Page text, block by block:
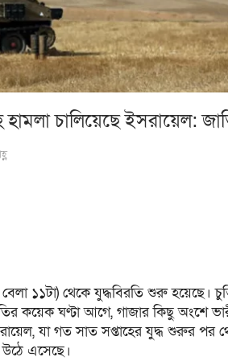
চালিয়েছে ইসরায়েল:
১১টা) থেকে যুদ্ধবিরতি শুরু হয়েছে।
কয়েক ঘণ্টা আগে, গাজার কিছু অংশে
যা গত সাত সপ্তাহের যুদ্ধ শুরুর পর
এসেছে।